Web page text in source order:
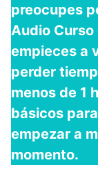
preocupes
Audio Curso
empieces a
perder
menos de 1
básicos
empezar a
momento.